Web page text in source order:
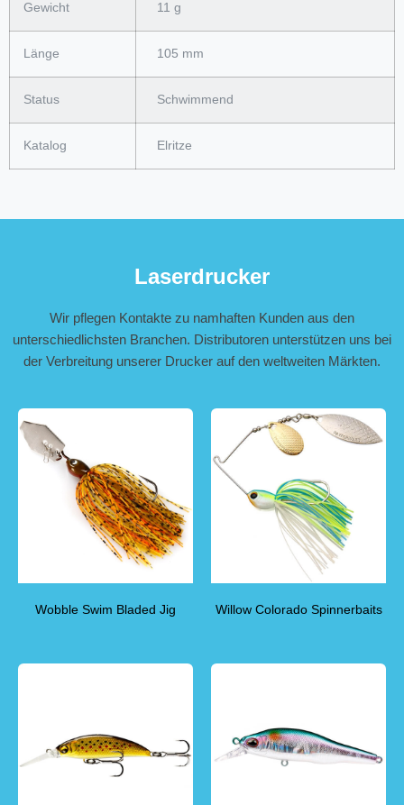
Gewicht 11 g
Länge 105 mm
Status Schwimmend
Katalog Elritze
Laserdrucker
Wir pflegen Kontakte zu namhaften Kunden aus den
unterschiedlichsten Branchen. Distributoren unterstützen uns bei
der Verbreitung unserer Drucker auf den weltweiten Märkten.
Wobble Swim Bladed Jig Willow Colorado Spinnerbaits